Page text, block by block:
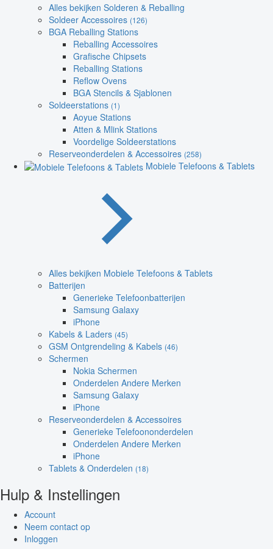
Alles bekijken Solderen & Reballing
Soldeer Accessoires (126)
BGA Reballing Stations
Reballing Accessoires
Grafische Chipsets
Reballing Stations
Reflow Ovens
BGA Stencils & Sjablonen
Soldeerstations (1)
Aoyue Stations
Atten & Mlink Stations
Voordelige Soldeerstations
Reserveonderdelen & Accessoires (258)
Mobiele Telefoons & Tablets
Alles bekijken Mobiele Telefoons & Tablets
Batterijen
Generieke Telefoonbatterijen
Samsung Galaxy
iPhone
Kabels & Laders (45)
GSM Ontgrendeling & Kabels (46)
Schermen
Nokia Schermen
Onderdelen Andere Merken
Samsung Galaxy
iPhone
Reserveonderdelen & Accessoires
Generieke Telefoononderdelen
Onderdelen Andere Merken
iPhone
Tablets & Onderdelen (18)
Hulp & Instellingen
Account
Neem contact op
Inloggen